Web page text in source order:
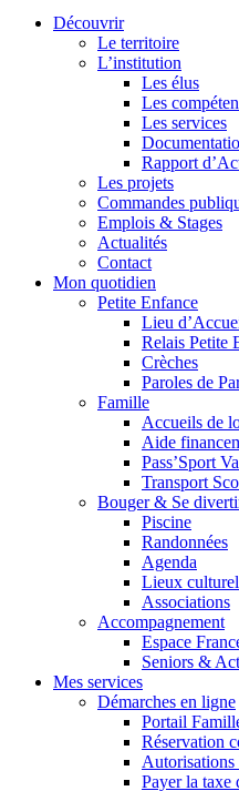
Découvrir
Le territoire
L’institution
Les élus
Les
Les services
Rapport
Les projets
Commandes
Emplois & Stages
Actualités
Contact
Mon quotidien
Petite Enfance
Lieu
Relais Petite
Crèches
Paroles de
Famille
Accueils de
Aide
Pass’Sport
Transport
Bouger & Se
Piscine
Randonnées
Agenda
Lieux
Associations
Accompagnement
Espace
Seniors &
Mes services
Démarches en ligne
Portail
Réservation
Payer la taxe